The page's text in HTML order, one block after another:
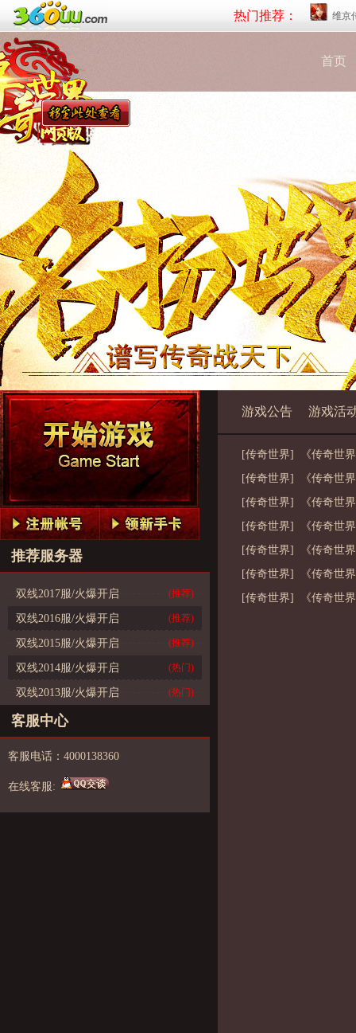
热门推荐： 维京
首页
推荐服务器
双线2017服/火爆开启 (推荐)
双线2016服/火爆开启 (推荐)
双线2015服/火爆开启 (推荐)
双线2014服/火爆开启 (热门)
双线2013服/火爆开启 (热门)
客服中心
客服电话：4000138360
在线客服:
游戏公告 游戏活
[传奇世界] 《传奇世
[传奇世界] 《传奇世
[传奇世界] 《传奇世
[传奇世界] 《传奇世
[传奇世界] 《传奇世
[传奇世界] 《传奇世
[传奇世界] 《传奇世